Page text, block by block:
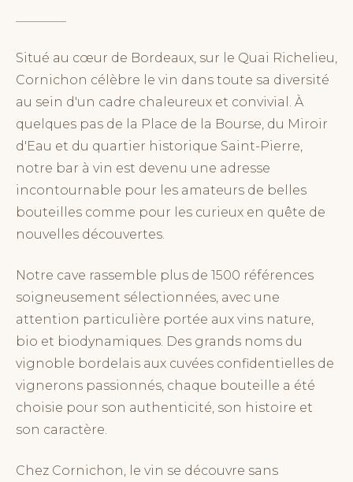
Situé au cœur de Bordeaux, sur le Quai Richelieu,
Cornichon célèbre le vin dans toute sa diversité
au sein d'un cadre chaleureux et convivial. À
quelques pas de la Place de la Bourse, du Miroir
d'Eau et du quartier historique Saint-Pierre,
notre bar à vin est devenu une adresse
incontournable pour les amateurs de belles
bouteilles comme pour les curieux en quête de
nouvelles découvertes.
Notre cave rassemble plus de 1500 références
soigneusement sélectionnées, avec une
attention particulière portée aux vins nature,
bio et biodynamiques. Des grands noms du
vignoble bordelais aux cuvées confidentielles de
vignerons passionnés, chaque bouteille a été
choisie pour son authenticité, son histoire et
son caractère.
Chez Cornichon, le vin se découvre sans